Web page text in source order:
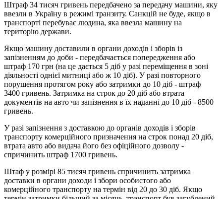
Штраф 34 тисяч гривень передбачено за передачу машини, яку
ввезли в Україну в режимі транзиту. Санкцій не буде, якщо в
транспорті перебуває людина, яка ввезла машину на
територію держави.
Якщо машину доставили в органи доходів і зборів із
запізненням до доби - передбачається попередження або
штраф 170 грн (на це дається 5 діб у разі переміщення в зоні
діяльності однієї митниці або ж 10 діб). У разі повторного
порушення протягом року або затримки до 10 діб - штраф
3400 гривень. Затримка на строк до 20 діб або втрата
документів на авто чи запізнення в їх наданні до 10 діб - 8500
гривень.
У разі запізнення з доставкою до органів доходів і зборів
транспорту комерційного призначення на строк понад 20 діб,
втрата авто або видача його без офіційного дозволу -
спричинить штраф 1700 гривень.
Штаф у розмірі 85 тисяч гривень спричинить затримка
доставки в органи доходи і збори особистого або
комерційного транспорту на термін від 20 до 30 діб. Якщо